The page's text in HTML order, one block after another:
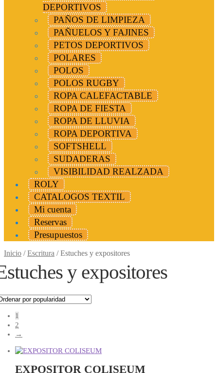
DEPORTIVOS
PAÑOS DE LIMPIEZA
PAÑUELOS Y FAJINES
PETOS DEPORTIVOS
POLARES
POLOS
POLOS RUGBY
ROPA CALEFACTABLE
ROPA DE FIESTA
ROPA DE LLUVIA
ROPA DEPORTIVA
SOFTSHELL
SUDADERAS
VISIBILIDAD REALZADA
ROLY
CATALOGOS TEXTIL
Mi cuenta
Reservas
Presupuestos
Inicio /Escritura /Estuches y expositores
y expositores
1
2
→
EXPOSITOR COLISEUM